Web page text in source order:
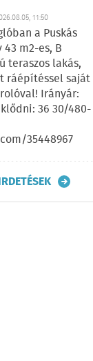
11:50
a Puskás
m2-es, B
teraszos lakás,
ráépítéssel saját
Irányár:
36 30/480-
35448967